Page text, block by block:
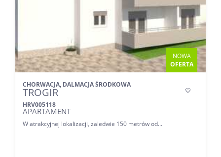
NOWA
OFERTA
CHORWACJA, DALMACJA ŚRODKOWA
TROGIR
HRV005118
APARTAMENT

W atrakcyjnej lokalizacji, zaledwie 150 metrów od...